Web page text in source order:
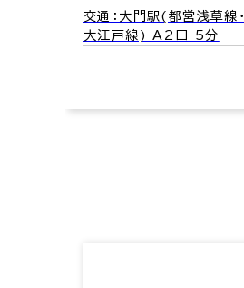
交通：大門駅(都営浅草線･
大江戸線) A2口 5分